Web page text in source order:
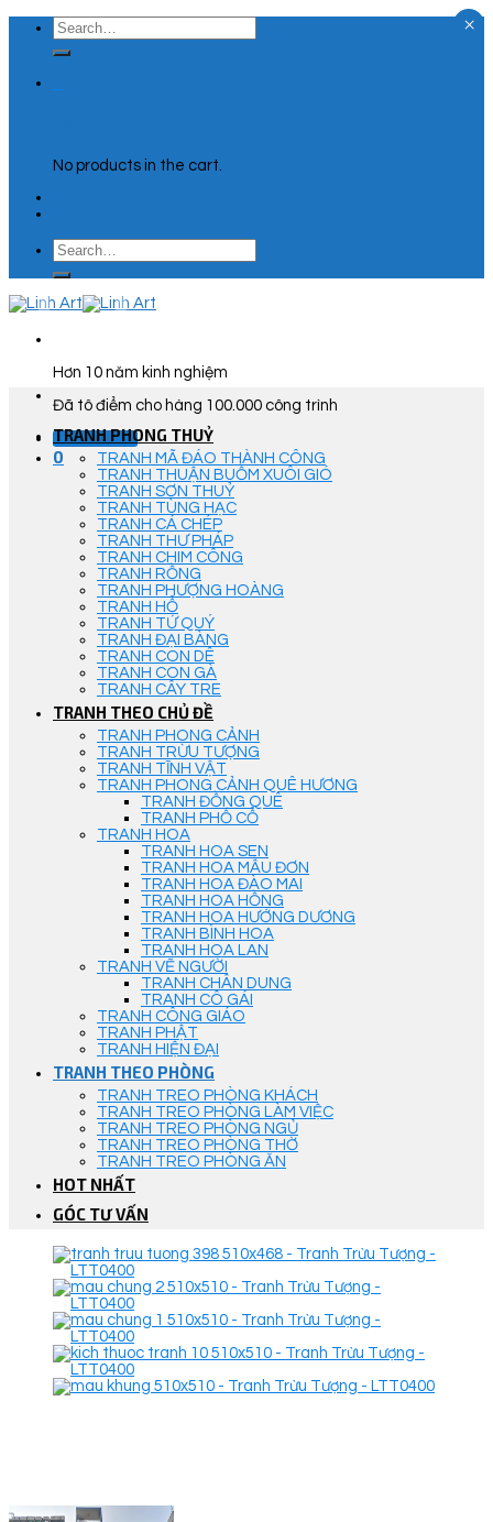
Skip
content
Search
for:
No products in the cart.
Search
for:
Hơn 10 năm kinh nghiệm
Đã tô điểm cho hàng 100.000 công trình
Góc Tư Vấn
0
TRANH PHONG THUỶ
TRANH MÃ ĐÁO THÀNH CÔNG
TRANH THUẬN BUỒM XUÔI GIÓ
TRANH SƠN THUỶ
TRANH TÙNG HẠC
TRANH CÁ CHÉP
TRANH THƯ PHÁP
TRANH CHIM CÔNG
TRANH RỒNG
TRANH PHƯỢNG HOÀNG
TRANH HỔ
TRANH TỨ QUÝ
TRANH ĐẠI BÀNG
TRANH CON DÊ
TRANH CON GÀ
TRANH CÂY TRE
TRANH THEO CHỦ ĐỀ
TRANH PHONG CẢNH
TRANH TRỪU TƯỢNG
TRANH TĨNH VẬT
TRANH PHONG CẢNH QUÊ HƯƠNG
TRANH ĐỒNG QUÊ
TRANH PHỐ CỔ
TRANH HOA
TRANH HOA SEN
TRANH HOA MẪU ĐƠN
TRANH HOA ĐÀO MAI
TRANH HOA HỒNG
TRANH HOA HƯỚNG DƯƠNG
TRANH BÌNH HOA
TRANH HOA LAN
TRANH VẼ NGƯỜI
TRANH CHÂN DUNG
TRANH CÔ GÁI
TRANH CÔNG GIÁO
TRANH PHẬT
TRANH HIỆN ĐẠI
TRANH THEO PHÒNG
TRANH TREO PHÒNG KHÁCH
TRANH TREO PHÒNG LÀM VIỆC
TRANH TREO PHÒNG NGỦ
TRANH TREO PHÒNG THỜ
TRANH TREO PHÒNG ĂN
HOT NHẤT
GÓC TƯ VẤN
×